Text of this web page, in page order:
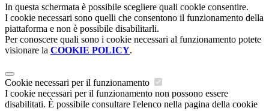
In questa schermata è possibile scegliere quali cookie consentire.
I cookie necessari sono quelli che consentono il funzionamento della
piattaforma e non è possibile disabilitarli.
Per conoscere quali sono i cookie necessari al funzionamento potete
visionare la COOKIE POLICY.
Cookie necessari per il funzionamento
I cookie necessari per il funzionamento non possono essere
disabilitati. È possibile consultare l'elenco nella pagina della cookie